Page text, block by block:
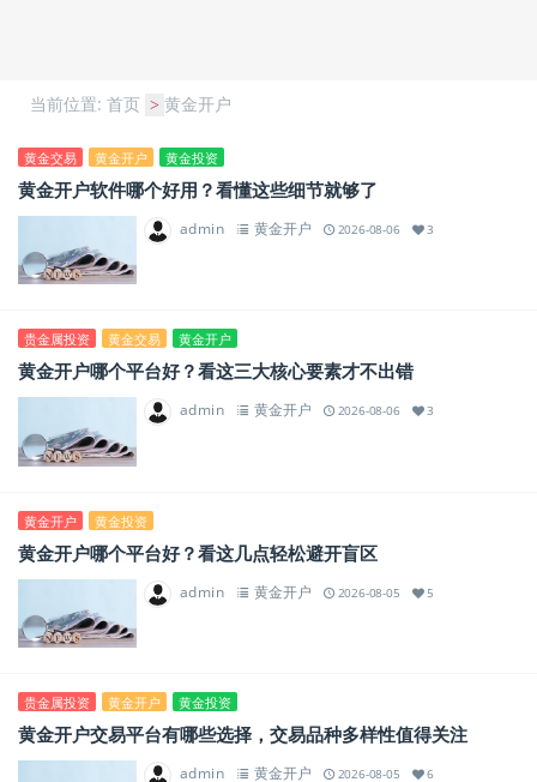
当前位置: 首页 > 黄金开户
黄金交易 黄金开户 黄金投资
黄金开户软件哪个好用？看懂这些细节就够了
admin 黄金开户 2026-08-06 3
贵金属投资 黄金交易 黄金开户
黄金开户哪个平台好？看这三大核心要素才不出错
admin 黄金开户 2026-08-06 3
黄金开户 黄金投资
黄金开户哪个平台好？看这几点轻松避开盲区
admin 黄金开户 2026-08-05 5
贵金属投资 黄金开户 黄金投资
黄金开户交易平台有哪些选择，交易品种多样性值得关注
admin 黄金开户 2026-08-05 6